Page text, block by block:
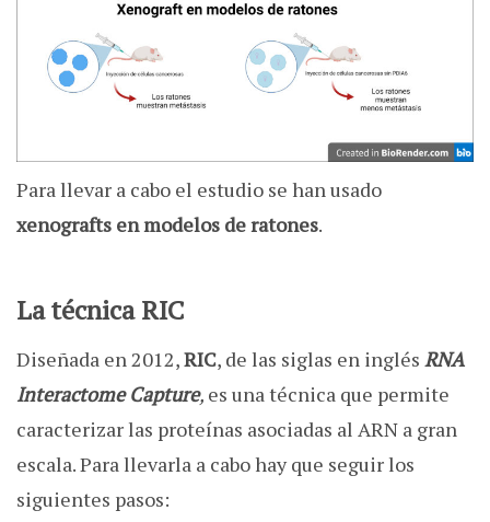
Para llevar a cabo el estudio se han usado
xenografts enmodelos de ratones.
La técnica RIC
Diseñada en 2012,RIC, de las siglas en inglés RNA
Interactome Capture, es una técnica que permite
caracterizar las proteínas asociadas al ARN a gran
escala. Para llevarla a cabo hay que seguir los
siguientes pasos: